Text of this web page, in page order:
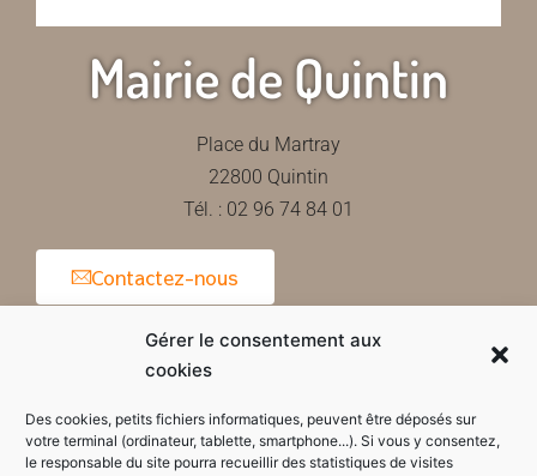
Gérer le consentement aux
cookies
Des cookies, petits fichiers informatiques, peuvent être déposés sur
votre terminal (ordinateur, tablette, smartphone...). Si vous y consentez,
le responsable du site pourra recueillir des statistiques de visites
Mairie de Quintin
Place du Martray
22800 Quintin
Tél. : 02 96 74 84 01
Contactez-nous
Horaires d'ouverture de la mairie